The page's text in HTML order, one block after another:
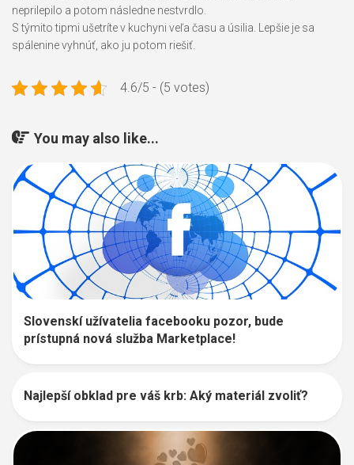
neprilepilo a potom následne nestvrdlo.
S týmito tipmi ušetríte v kuchyni veľa času a úsilia. Lepšie je sa
spálenine vyhnúť, ako ju potom riešiť.
4.6/5 - (5 votes)
You may also like...
Slovenskí užívatelia facebooku pozor, bude
prístupná nová služba Marketplace!
Najlepší obklad pre váš krb: Aký materiál zvoliť?